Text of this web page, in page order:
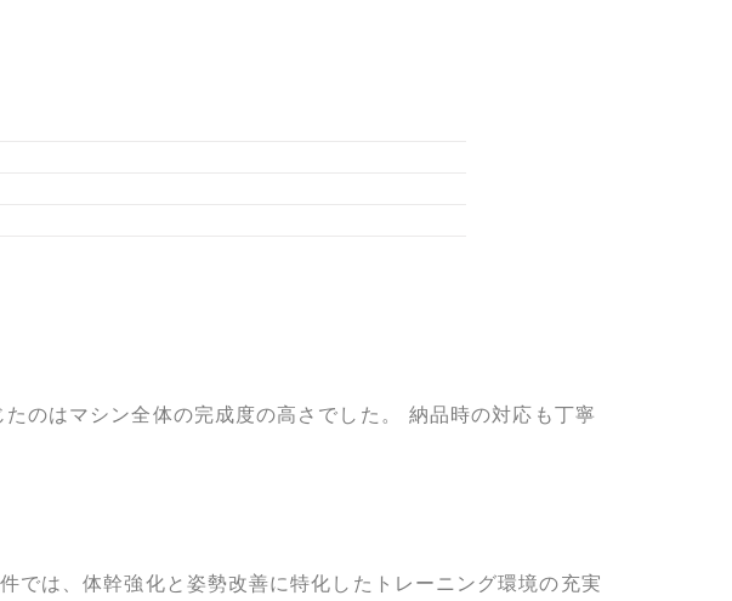
のはマシン全体の完成度の高さでした。 納品時の対応も丁寧
では、体幹強化と姿勢改善に特化したトレーニング環境の充実